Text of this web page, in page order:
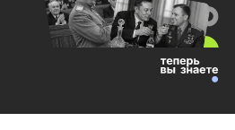
Все права защищены.